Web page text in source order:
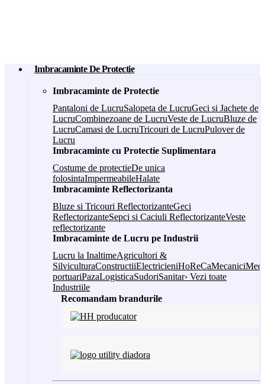
Imbracaminte De Protectie
Imbracaminte de Protectie
Pantaloni de LucruSalopeta de LucruGeci si Jachete de
LucruCombinezoane de LucruVeste de LucruBluze de
LucruCamasi de LucruTricouri de LucruPulover de
Lucru
Imbracaminte cu Protectie Suplimentara
Costume de protectieDe unica
folosintaImpermeabileHalate
Imbracaminte Reflectorizanta
Bluze si Tricouri ReflectorizanteGeci
ReflectorizanteSepci si Caciuli ReflectorizanteVeste
reflectorizante
Imbracaminte de Lucru pe Industrii
Lucru la InaltimeAgricultori &
SilviculturaConstructiiElectricieniHoReCaMecanici
portuariPazaLogisticaSudoriSanitar› Vezi toate
Industriile
Recomandam brandurile